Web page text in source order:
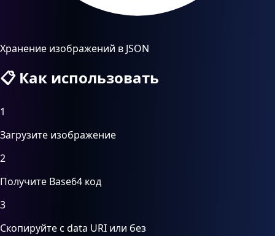
Хранение изображений в JSON
📋Как использовать
1
Загрузите изображение
2
Получите Base64 код
3
Скопируйте с data URI или без